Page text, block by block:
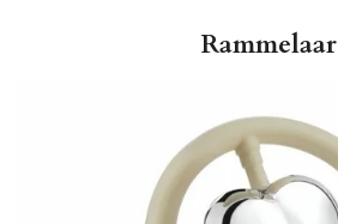
Rammelaar